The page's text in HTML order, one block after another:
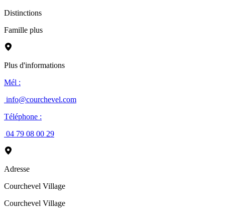
Distinctions
Famille plus
Plus d'informations
Mél :
info@courchevel.com
Téléphone :
04 79 08 00 29
Adresse
Courchevel Village
Courchevel Village